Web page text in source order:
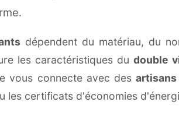
dépendent du matériau, du
les caractéristiques du double
vous connecte avec des
les certificats d'économies